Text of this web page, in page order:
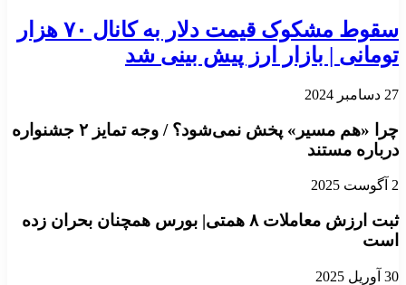
سقوط مشکوک قیمت دلار به کانال ۷۰ هزار
تومانی | بازار ارز پیش بینی شد
27 دسامبر 2024
چرا «هم مسیر» پخش نمی‌شود؟ / وجه تمایز ۲ جشنواره
درباره مستند
2 آگوست 2025
ثبت ارزش معاملات ۸ همتی| بورس همچنان بحران زده
است
30 آوریل 2025